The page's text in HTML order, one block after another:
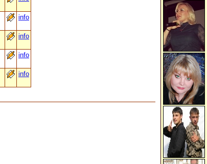
info
info
info
info